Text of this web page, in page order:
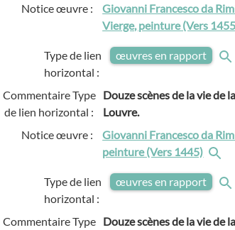
Notice œuvre :
Giovanni Francesco da
Vierge, peinture (Vers
Type de lien
horizontal :
œuvres en rapport
Commentaire Type
de lien horizontal :
Douze scènes de la vie de
Louvre.
Notice œuvre :
Giovanni Francesco da
peinture (Vers 1445)
Type de lien
horizontal :
œuvres en rapport
Commentaire Type
Douze scènes de la vie de